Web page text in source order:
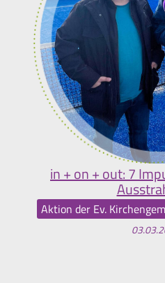
in + on + out: 7
Aktion der Ev.